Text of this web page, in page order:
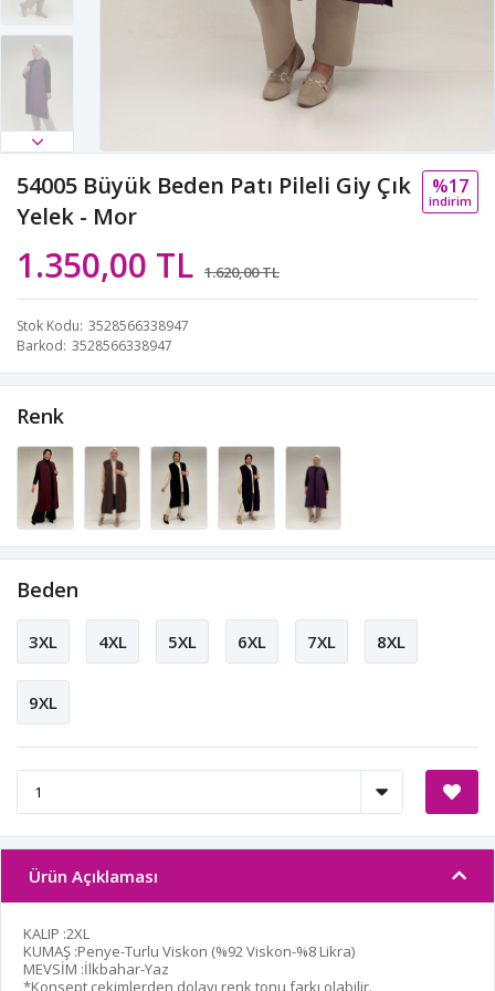
54005 Büyük Beden Patı Pileli Giy Çık
Yelek - Mor
1.350,00 TL 1.620,00 TL
%17
i̇ndi̇ri̇m
Stok Kodu 3528566338947
Barkod 3528566338947
Renk
Beden
3XL 4XL 5XL 6XL 7XL 8XL
9XL
Ürün Açıklaması
KALIP :2XL
KUMAŞ :Penye-Turlu Viskon (%92 Viskon-%8 Likra)
MEVSİM :İlkbahar-Yaz
*Konsept çekimlerden dolayı renk tonu farkı olabilir.